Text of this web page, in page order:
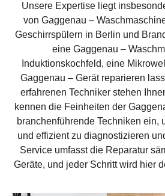
Unsere Expertise liegt
von Gaggenau –
Geschirrspülern in Berlin und
eine Gaggenau –
Induktionskochfeld, eine
Gaggenau – Gerät reparieren
erfahrenen Techniker stehen
kennen die Feinheiten der
branchenführende Techniken ein,
und effizient zu diagnostizieren
Service umfasst die Reparatur
Geräte, und jeder Schritt wird hier